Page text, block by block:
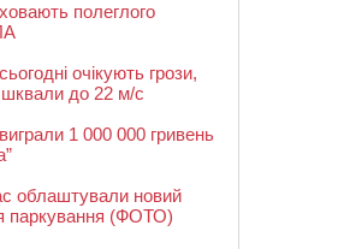
полеглого
очікують грози,
шквали до 22 м/с
1 000 000 гривень
облаштували новий
паркування (ФОТО)